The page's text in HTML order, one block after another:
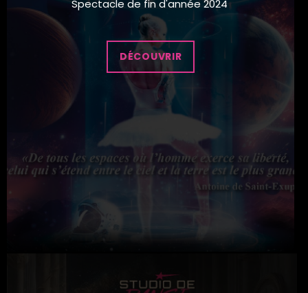
Spectacle de fin d'année 2024
DÉCOUVRIR